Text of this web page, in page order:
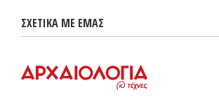
ΣΧΕΤΙΚΑ ΜΕ ΕΜΑΣ